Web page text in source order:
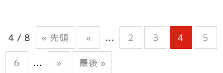
4 / 8 « 先頭 « ... 2 3 4
5
6
... » 最後 »